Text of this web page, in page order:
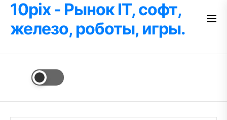
Перейти
содержимому
10pix - Рынок IT, софт,
железо, роботы, игры.